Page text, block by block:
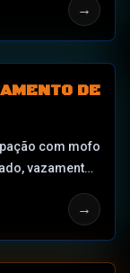
pisos e
→
DE
com mofo
vazamentos
secagem
→